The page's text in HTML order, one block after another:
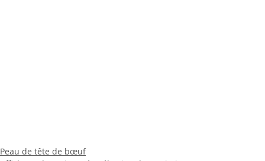
Peau de tête de bœuf